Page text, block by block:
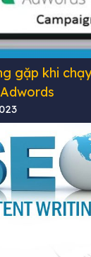
gặp khi